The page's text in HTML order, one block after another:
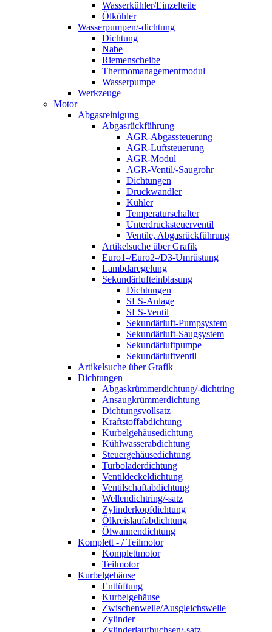
Wasserkühler/Einzelteile
Ölkühler
Wasserpumpen/-dichtung
Dichtung
Nabe
Riemenscheibe
Thermomanagementmodul
Wasserpumpe
Werkzeuge
Motor
Abgasreinigung
Abgasrückführung
AGR-Abgassteuerung
AGR-Luftsteuerung
AGR-Modul
AGR-Ventil/-Saugrohr
Dichtungen
Druckwandler
Kühler
Temperaturschalter
Unterdrucksteuerventil
Ventile, Abgasrückführung
Artikelsuche über Grafik
Euro1-/Euro2-/D3-Umrüstung
Lambdaregelung
Sekundärlufteinblasung
Dichtungen
SLS-Anlage
SLS-Ventil
Sekundärluft-Pumpsystem
Sekundärluft-Saugsystem
Sekundärluftpumpe
Sekundärluftventil
Artikelsuche über Grafik
Dichtungen
Abgaskrümmerdichtung/-dichtring
Ansaugkrümmerdichtung
Dichtungsvollsatz
Kraftstoffabdichtung
Kurbelgehäusedichtung
Kühlwasserabdichtung
Steuergehäusedichtung
Turboladerdichtung
Ventildeckeldichtung
Ventilschaftabdichtung
Wellendichtring/-satz
Zylinderkopfdichtung
Ölkreislaufabdichtung
Ölwannendichtung
Komplett - / Teilmotor
Komplettmotor
Teilmotor
Kurbelgehäuse
Entlüftung
Kurbelgehäuse
Zwischenwelle/Ausgleichswelle
Zylinder
Zylinderlaufbuchsen/-satz